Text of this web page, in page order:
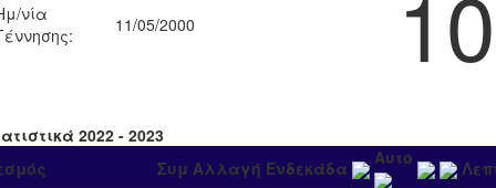
νία
11/05/2000
2022 - 2023
Συμ Αλλαγή Ενδεκάδα Αυτο